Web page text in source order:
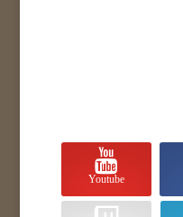
Youtube